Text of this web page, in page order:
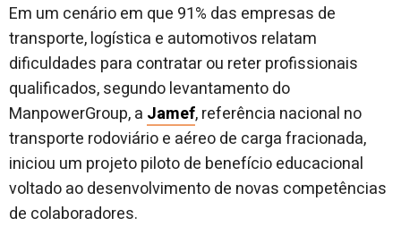
Em um cenário em que 91% das empresas de
transporte, logística e automotivos relatam
dificuldades para contratar ou reter profissionais
qualificados, segundo levantamento do
ManpowerGroup, a Jamef, referência nacional no
transporte rodoviário e aéreo de carga fracionada,
iniciou um projeto piloto de benefício educacional
voltado ao desenvolvimento de novas competências
de colaboradores.